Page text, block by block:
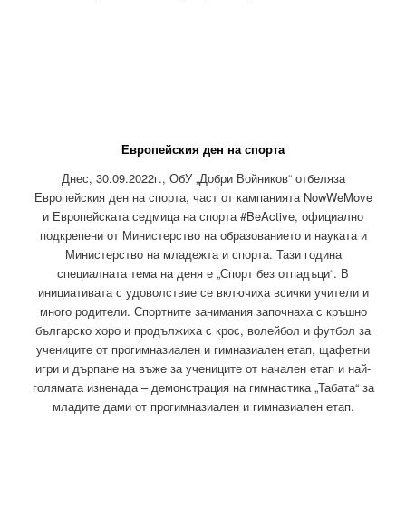
Европейския ден на спорта
Днес, 30.09.2022г., ОбУ „Добри Войников“ отбеляза
Европейския ден на спорта, част от кампанията NowWeMove
и Европейската седмица на спорта #BeActive, официално
подкрепени от Министерство на образованието и науката и
Министерство на младежта и спорта. Тази година
специалната тема на деня е „Спорт без отпадъци“. В
инициативата с удоволствие се включиха всички учители и
много родители. Спортните занимания започнаха с кръшно
българско хоро и продължиха с крос, волейбол и футбол за
учениците от прогимназиален и гимназиален етап, щафетни
игри и дърпане на въже за учениците от начален етап и най-
голямата изненада – демонстрация на гимнастика „Табата“ за
младите дами от прогимназиален и гимназиален етап.